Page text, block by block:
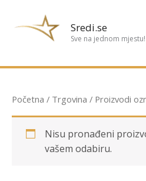
Sredi.se
Sve na jednom mjestu!
Početna / Trgovina / Proizvodi
Nisu pronađeni
vašem odabiru.